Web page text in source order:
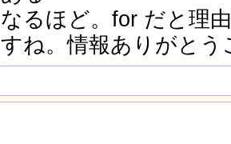
なるほど。for だと理
すね。情報ありがとう